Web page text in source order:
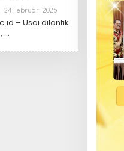
24 Februari 2025Oleh
Update
– Usai dilantik